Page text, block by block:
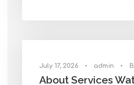
July 17, 2026 • admin •
About Services